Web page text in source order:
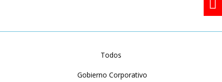
Todos
Gobierno Corporativo